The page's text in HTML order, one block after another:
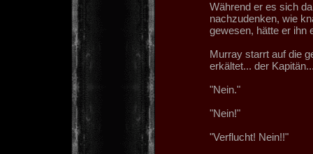
Während er es sich
nachzudenken, wie
gewesen, hätte er ihn
Murray starrt auf die
erkältet... der
"Nein."
"Nein!"
"Verflucht! Nein!!"